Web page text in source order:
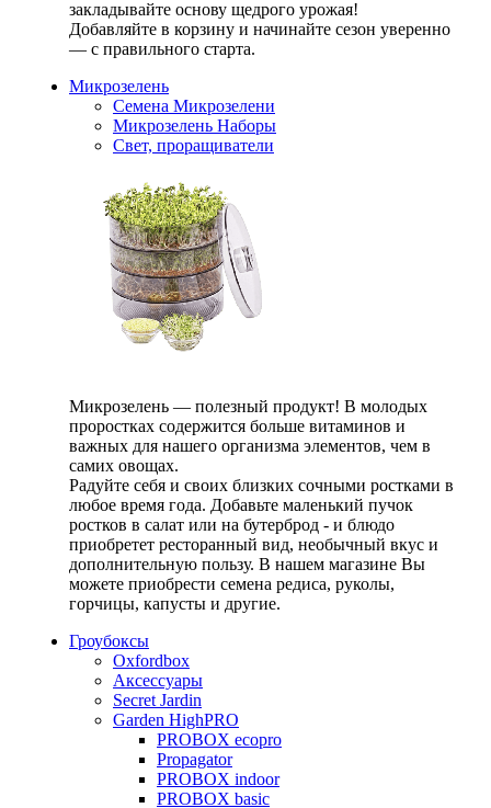
закладывайте основу щедрого урожая!
Добавляйте в корзину и начинайте сезон уверенно
— с правильного старта.
Микрозелень
Семена Микрозелени
Микрозелень Наборы
Свет, проращиватели
Микрозелень — полезный продукт! В молодых
проростках содержится больше витаминов и
важных для нашего организма элементов, чем в
самих овощах.
Радуйте себя и своих близких сочными ростками в
любое время года. Добавьте маленький пучок
ростков в салат или на бутерброд - и блюдо
приобретет ресторанный вид, необычный вкус и
дополнительную пользу. В нашем магазине Вы
можете приобрести семена редиса, руколы,
горчицы, капусты и другие.
Гроубоксы
Oxfordbox
Аксессуары
Secret Jardin
Garden HighPRO
PROBOX ecopro
Propagator
PROBOX indoor
PROBOX basic